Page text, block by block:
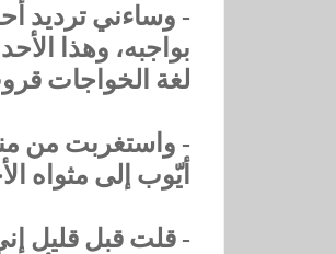
- وساءني ترديد
بواجبه، وهذا
لغة الخواجات
- واستغربت من
أيّوب إلى مثواه
- قلت قبل قليل